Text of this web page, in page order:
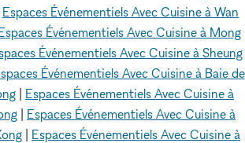
Espaces Événementiels Avec Cuisine à Wan
Événementiels Avec Cuisine à Mong
Événementiels Avec Cuisine à Sheung
Événementiels Avec Cuisine à Baie de
Espaces Événementiels Avec Cuisine à
Espaces Événementiels Avec Cuisine à
Espaces Événementiels Avec Cuisine à